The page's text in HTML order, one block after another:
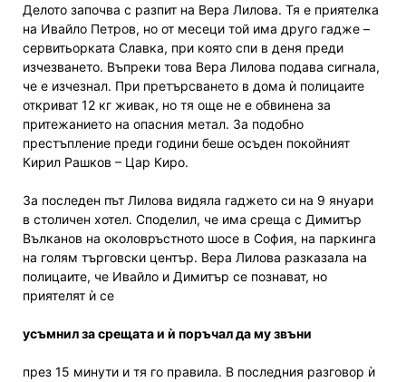
Делото започва с разпит на Вера Лилова. Тя е приятелка
на Ивайло Петров, но от месеци той има друго гадже –
сервитьорката Славка, при която спи в деня преди
изчезването. Въпреки това Вера Лилова подава сигнала,
че е изчезнал. При претърсването в дома ѝ полицаите
откриват 12 кг живак, но тя още не е обвинена за
притежанието на опасния метал. За подобно
престъпление преди години беше осъден покойният
Кирил Рашков – Цар Киро.
За последен път Лилова видяла гаджето си на 9 януари
в столичен хотел. Споделил, че има среща с Димитър
Вълканов на околовръстното шосе в София, на паркинга
на голям търговски център. Вера Лилова разказала на
полицаите, че Ивайло и Димитър се познават, но
приятелят ѝ се
усъмнил за срещата и ѝ поръчал да му звъни
през 15 минути и тя го правила. В последния разговор ѝ